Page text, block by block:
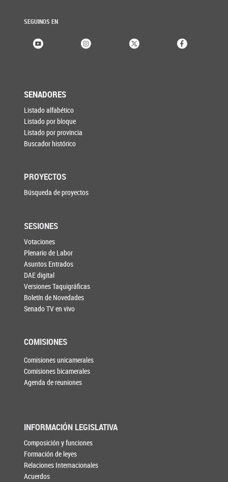
SEGUINOS EN
SENADORES
Listado alfabético
Listado por bloque
Listado por provincia
Buscador histórico
PROYECTOS
Búsqueda de proyectos
SESIONES
Votaciones
Plenario de Labor
Asuntos Entrados
DAE digital
Versiones Taquigráficas
Boletín de Novedades
Senado TV en vivo
COMISIONES
Comisiones unicamerales
Comisiones bicamerales
Agenda de reuniones
INFORMACIÓN LEGISLATIVA
Composición y funciones
Formación de leyes
Relaciones Internacionales
Acuerdos